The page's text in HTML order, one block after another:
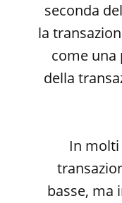
seconda
la
come una
della
In molti
basse, ma